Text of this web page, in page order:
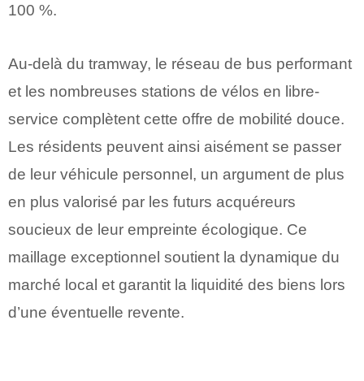
100 %.
Au-delà du tramway, le réseau de bus performant
et les nombreuses stations de vélos en libre-
service complètent cette offre de mobilité douce.
Les résidents peuvent ainsi aisément se passer
de leur véhicule personnel, un argument de plus
en plus valorisé par les futurs acquéreurs
soucieux de leur empreinte écologique. Ce
maillage exceptionnel soutient la dynamique du
marché local et garantit la liquidité des biens lors
d’une éventuelle revente.